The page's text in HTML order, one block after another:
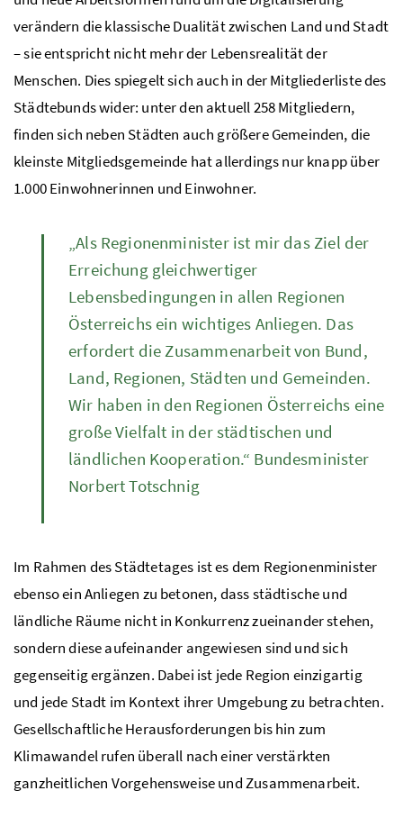
verändern die klassische Dualität zwischen Land und Stadt
– sie entspricht nicht mehr der Lebensrealität der
Menschen. Dies spiegelt sich auch in der Mitgliederliste des
Städtebunds wider: unter den aktuell 258 Mitgliedern,
finden sich neben Städten auch größere Gemeinden, die
kleinste Mitgliedsgemeinde hat allerdings nur knapp über
1.000 Einwohnerinnen und Einwohner.
„Als Regionenminister ist mir das Ziel der
Erreichung gleichwertiger
Lebensbedingungen in allen Regionen
Österreichs ein wichtiges Anliegen. Das
erfordert die Zusammenarbeit von Bund,
Land, Regionen, Städten und Gemeinden.
Wir haben in den Regionen Österreichs eine
große Vielfalt in der städtischen und
ländlichen Kooperation.“ Bundesminister
Norbert Totschnig
Im Rahmen des Städtetages ist es dem Regionenminister
ebenso ein Anliegen zu betonen, dass städtische und
ländliche Räume nicht in Konkurrenz zueinander stehen,
sondern diese aufeinander angewiesen sind und sich
gegenseitig ergänzen. Dabei ist jede Region einzigartig
und jede Stadt im Kontext ihrer Umgebung zu betrachten.
Gesellschaftliche Herausforderungen bis hin zum
Klimawandel rufen überall nach einer verstärkten
ganzheitlichen Vorgehensweise und Zusammenarbeit.